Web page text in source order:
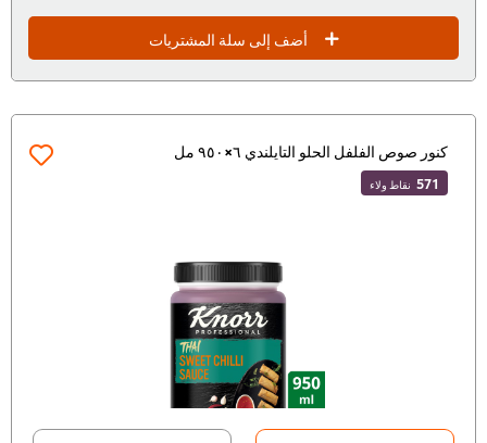
أضف إلى سلة المشتريات
كنور صوص الفلفل الحلو التايلندي ٦×٩٥٠ مل
571 نقاط ولاء